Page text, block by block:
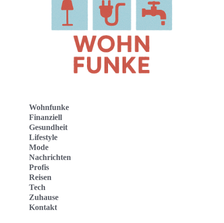
Wohnfunke
Finanziell
Gesundheit
Lifestyle
Mode
Nachrichten
Profis
Reisen
Tech
Zuhause
Kontakt